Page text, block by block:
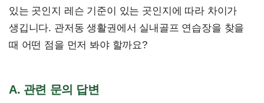
있는 곳인지 레슨 기준이 있는 곳인지에 따라 차이가
생깁니다. 관저동 생활권에서 실내골프 연습장을 찾을
때 어떤 점을 먼저 봐야 할까요?
A. 관련 문의 답변